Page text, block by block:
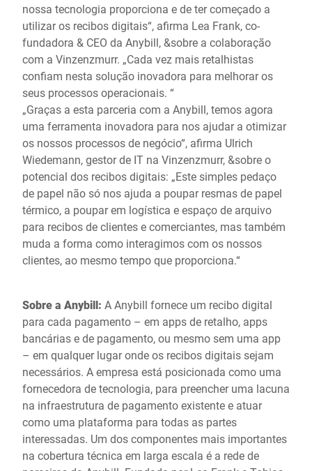
nossa tecnologia proporciona e de ter começado a
utilizar os recibos digitais“, afirma Lea Frank, co-
fundadora & CEO da Anybill, &sobre a colaboração
com a Vinzenzmurr. „Cada vez mais retalhistas
confiam nesta solução inovadora para melhorar os
seus processos operacionais. “
„Graças a esta parceria com a Anybill, temos agora
uma ferramenta inovadora para nos ajudar a otimizar
os nossos processos de negócio“, afirma Ulrich
Wiedemann, gestor de IT na Vinzenzmurr, &sobre o
potencial dos recibos digitais: „Este simples pedaço
de papel não só nos ajuda a poupar resmas de papel
térmico, a poupar em logística e espaço de arquivo
para recibos de clientes e comerciantes, mas também
muda a forma como interagimos com os nossos
clientes, ao mesmo tempo que proporciona.“
Sobre a Anybill: A Anybill fornece um recibo digital
para cada pagamento – em apps de retalho, apps
bancárias e de pagamento, ou mesmo sem uma app
– em qualquer lugar onde os recibos digitais sejam
necessários. A empresa está posicionada como uma
fornecedora de tecnologia, para preencher uma lacuna
na infraestrutura de pagamento existente e atuar
como uma plataforma para todas as partes
interessadas. Um dos componentes mais importantes
na cobertura técnica em larga escala é a rede de